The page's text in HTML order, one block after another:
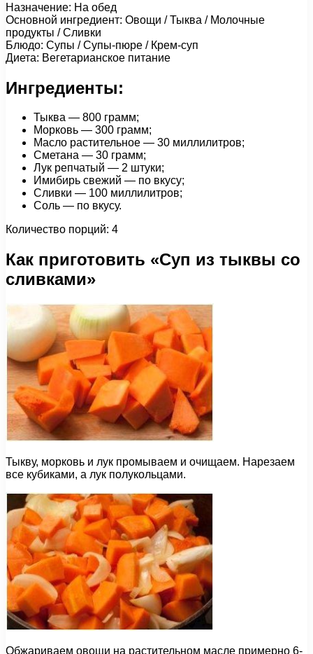
Назначение: На обед
Основной ингредиент: Овощи / Тыква / Молочные
продукты / Сливки
Блюдо: Супы / Супы-пюре / Крем-суп
Диета: Вегетарианское питание
Ингредиенты:
Тыква — 800 грамм;
Морковь — 300 грамм;
Масло растительное — 30 миллилитров;
Сметана — 30 грамм;
Лук репчатый — 2 штуки;
Имибирь свежий — по вкусу;
Сливки — 100 миллилитров;
Соль — по вкусу.
Количество порций: 4
Как приготовить «Суп из тыквы со
сливками»
Тыкву, морковь и лук промываем и очищаем. Нарезаем
все кубиками, а лук полукольцами.
Обжариваем овощи на растительном масле примерно 6-